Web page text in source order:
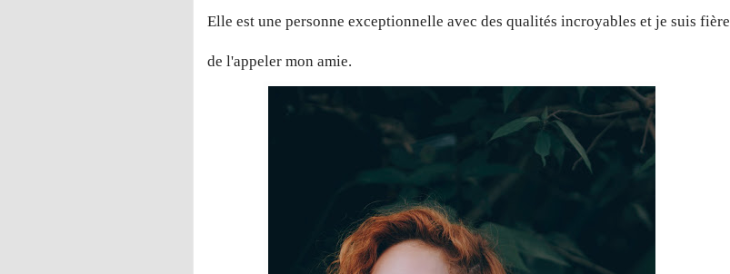
Elle est une personne exceptionnelle avec des qualités incroyables et je suis fière
de l'appeler mon amie.